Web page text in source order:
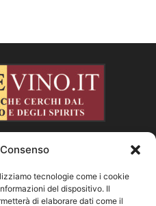
tecnologie come i cookie
del dispositivo. Il
di elaborare dati come il